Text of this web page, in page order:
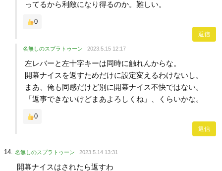
ってるから利敵になり得るのか。難しい。
0
返信
名無しのスプラトゥーン 2023.5.15 12:17
左レバーと左十字キーは同時に触れんからな。
開幕ナイスを返すためだけに設定変えるわけないし。
まあ、俺も同感だけど別に開幕ナイス不快ではない。
「返事できないけどまあよろしくね」、くらいかな。
0
返信
名無しのスプラトゥーン 2023.5.14 13:31
開幕ナイスはされたら返すわ